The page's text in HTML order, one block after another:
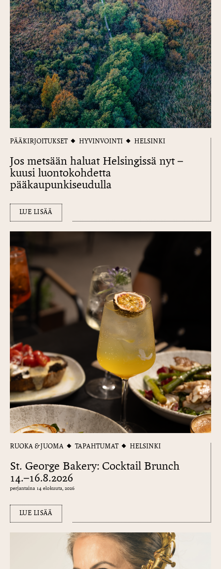
PÄÄKIRJOITUKSET HYVINVOINTI HELSINKI
Jos metsään haluat Helsingissä nyt –
kuusi luontokohdetta
pääkaupunkiseudulla
LUE LISÄÄ
RUOKA & JUOMA TAPAHTUMAT HELSINKI
St. George Bakery: Cocktail Brunch
14.–16.8.2026
perjantaina 14 elokuuta, 2026
LUE LISÄÄ